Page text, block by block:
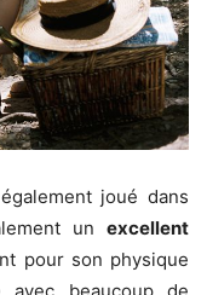
joué dans
unexcellent
pour son physique